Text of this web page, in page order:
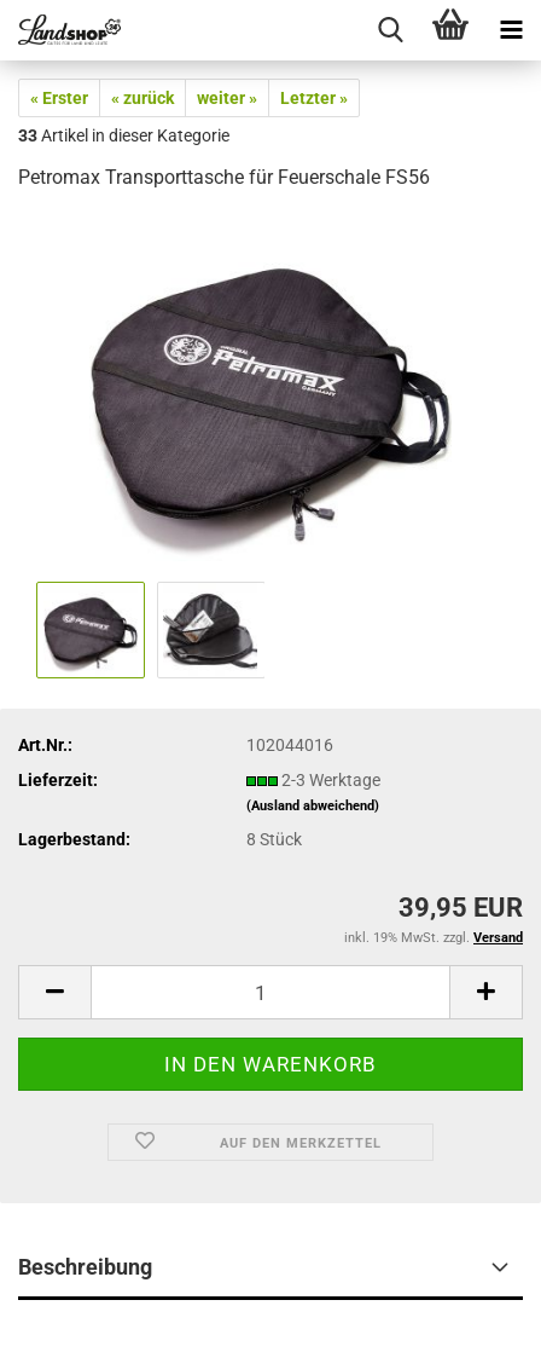
« Erster « zurück weiter »
Letzter »
33Artikel in dieser Kategorie
Petromax Transporttasche für Feuerschale FS56
Art.Nr.:
102044016
Lieferzeit:
2-3 Werktage
(Ausland abweichend)
Lagerbestand: 8Stück
39,95 EUR
inkl. 19% MwSt. zzgl. Versand
AUF DEN MERKZETTEL
Beschreibung